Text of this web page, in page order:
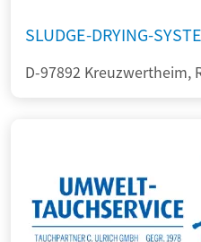
SLUDGE-DRYING-
D-97892 Kreuzwertheim,